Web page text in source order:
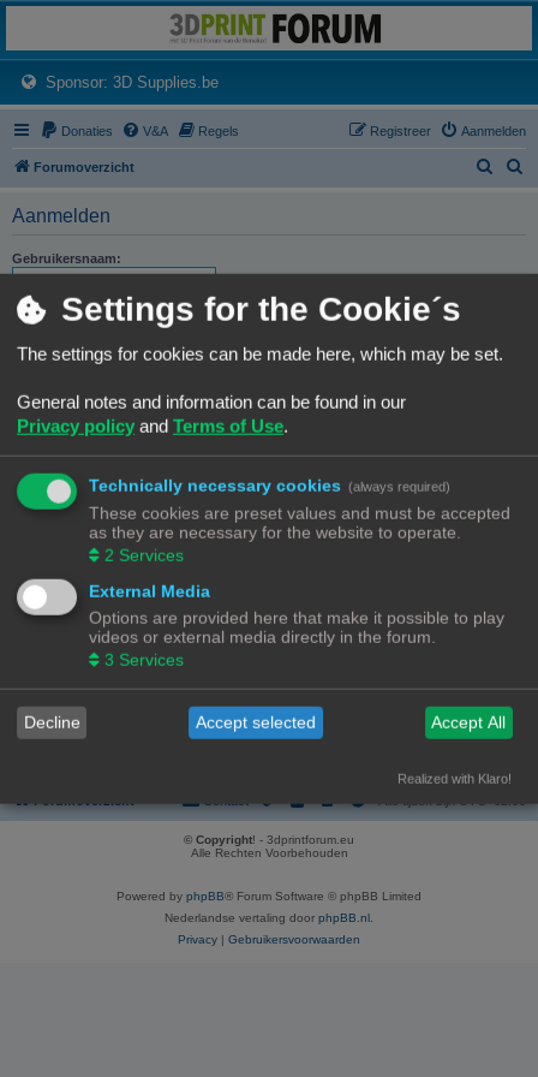
Het 3D print forum van de Benelux na de sluiting van 3dprintforum.nl
Sponsor: 3D Supplies.be(Opens a new tab)
Donaties V&A Regels Aanmelden
Registreer
Forumoverzicht
Aanmelden
Gebruikersnaam:
Wachtwoord:
Ik ben mijn wachtwoord vergeten
Onthouden
REGISTREER
Om je te kunnen aanmelden, moet je geregistreerd zijn. Registratie neemt
enkele minuten in beslag, maar geeft je extra mogelijkheden. De
forumbeheerder kan ook extra permissies toestaan aan geregistreerde
gebruikers. Lees voor registratie onze gebruiksvoorwaarden en het
bijbehorend beleid. Bekijk ook de regels als je gebruik maakt van het forum.
Gebruikersvoorwaarden|Privacybeleid
Registreer
© Copyright! - 3dprintforum.eu
Alle Rechten Voorbehouden
Powered by phpBB® Forum Software © phpBB Limited
Nederlandse vertaling door phpBB.nl
Privacy | Gebruikersvoorwaarden
Settings for the Cookie´s
The settings for cookies can be made here, which may be set.
General notes and information can be found in our
Privacy policy and Terms of Use.
Technically necessary cookies (always required)
These cookies are preset values and must be accepted
as they are necessary for the website to operate.
2 Services
External Media
Options are provided here that make it possible to play
videos or external media directly in the forum.
3 Services
Decline Accept selected Accept All
Realized with Klaro!